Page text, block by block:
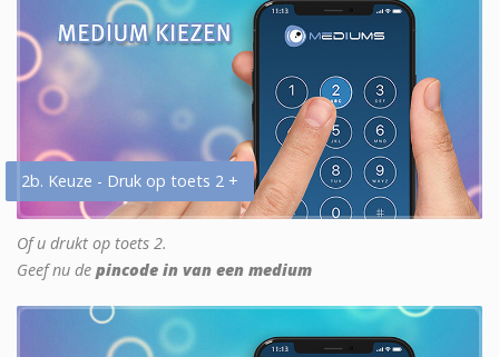
2b. Keuze - Druk op toets 2 +
Of u drukt op toets 2.
Geef nu de pincode in van een medium